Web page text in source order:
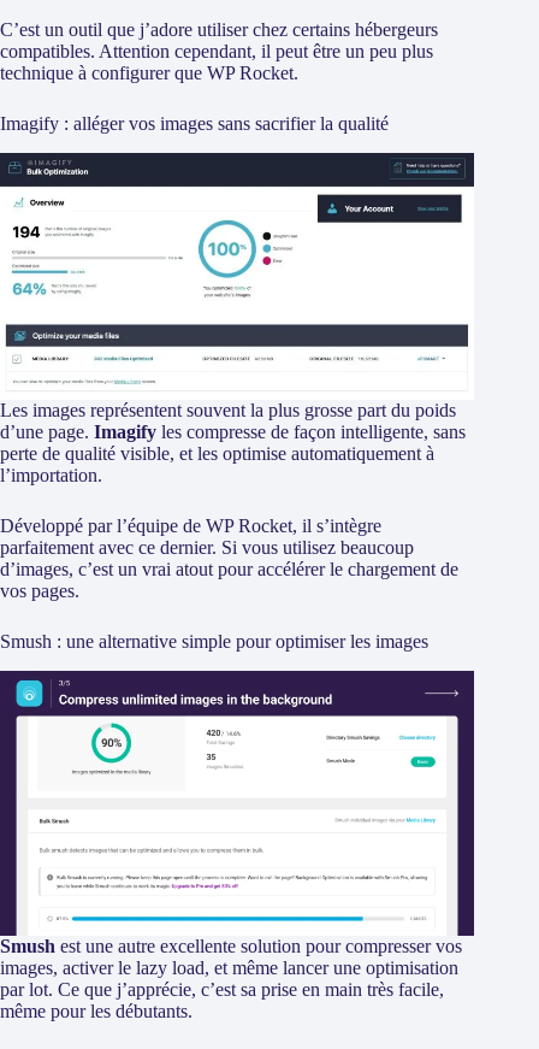
C’est un outil que j’adore utiliser chez certains hébergeurs
compatibles. Attention cependant, il peut être un peu plus
technique à configurer que WP Rocket.
Imagify : alléger vos images sans sacrifier la qualité
Les images représentent souvent la plus grosse part du poids
d’une page. Imagify les compresse de façon intelligente, sans
perte de qualité visible, et les optimise automatiquement à
l’importation.
Développé par l’équipe de WP Rocket, il s’intègre
parfaitement avec ce dernier. Si vous utilisez beaucoup
d’images, c’est un vrai atout pour accélérer le chargement de
vos pages.
Smush : une alternative simple pour optimiser les images
Smush est une autre excellente solution pour compresser vos
images, activer le lazy load, et même lancer une optimisation
par lot. Ce que j’apprécie, c’est sa prise en main très facile,
même pour les débutants.